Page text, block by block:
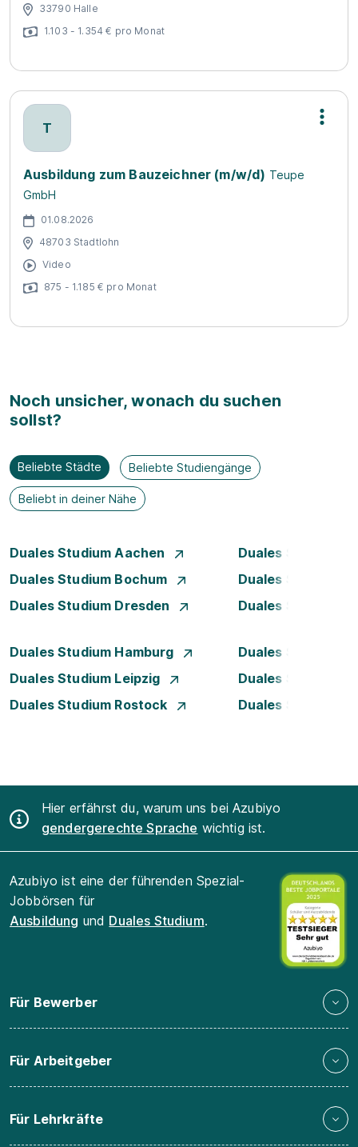
33790 Halle
1.103 - 1.354 € pro Monat
T
Ausbildung zum Bauzeichner (m/w/d) Teupe
GmbH
01.08.2026
48703 Stadtlohn
Video
875 - 1.185 € pro Monat
Noch unsicher, wonach du suchen
sollst?
Beliebte Städte Beliebte Studiengänge
Beliebt in deiner Nähe
Duales Studium Aachen
Duales Studium
Duales Studium Bochum
Duales Studium
Duales Studium Dresden
Duales Studium
Duales Studium Hamburg
Duales Studium
Duales Studium Leipzig
Duales Studium
Duales Studium Rostock
Duales Studium
Hier erfährst du, warum uns bei Azubiyo
gendergerechte Sprache wichtig ist.
Azubiyo ist eine der führenden Spezial-
Jobbörsen für
Ausbildung und Duales Studium.
Für Bewerber
Für Arbeitgeber
Für Lehrkräfte